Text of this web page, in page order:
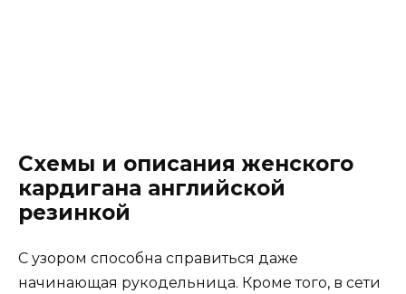
Схемы и описания женского
кардигана английской
резинкой
С узором способна справиться даже
начинающая рукодельница. Кроме того, в сети